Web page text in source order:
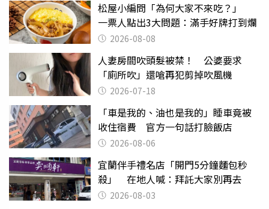
松屋小編問「為何大家不來吃？」
一票人點出3大問題：滿手好牌打到爛
2026-08-08
人妻房間吹頭髮被禁！ 公婆要求
「廁所吹」還嗆再犯剪掉吹風機
2026-07-18
「車是我的、油也是我的」睡車竟被
收住宿費 官方一句話打臉飯店
2026-08-06
宜蘭伴手禮名店「開門5分鐘麵包秒
殺」 在地人喊：拜託大家別再去
2026-08-03